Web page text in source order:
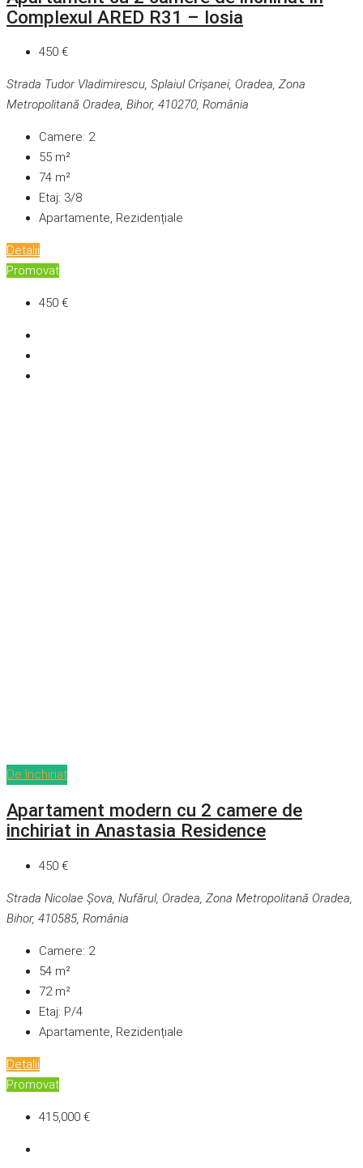
Complexul ARED R31 – Iosia
450 €
Strada Tudor Vladimirescu, Splaiul Crișanei, Oradea, Zona
Metropolitană Oradea, Bihor, 410270, România
Camere: 2
55 m²
74 m²
Etaj: 3/8
Apartamente, Rezidențiale
Detalii
Promovat
450 €
De închiriat
Apartament modern cu 2 camere de
inchiriat in Anastasia Residence
450 €
Strada Nicolae Șova, Nufărul, Oradea, Zona Metropolitană Oradea,
Bihor, 410585, România
Camere: 2
54 m²
72m²
Etaj: P/4
Apartamente, Rezidențiale
Detalii
Promovat
415,000 €